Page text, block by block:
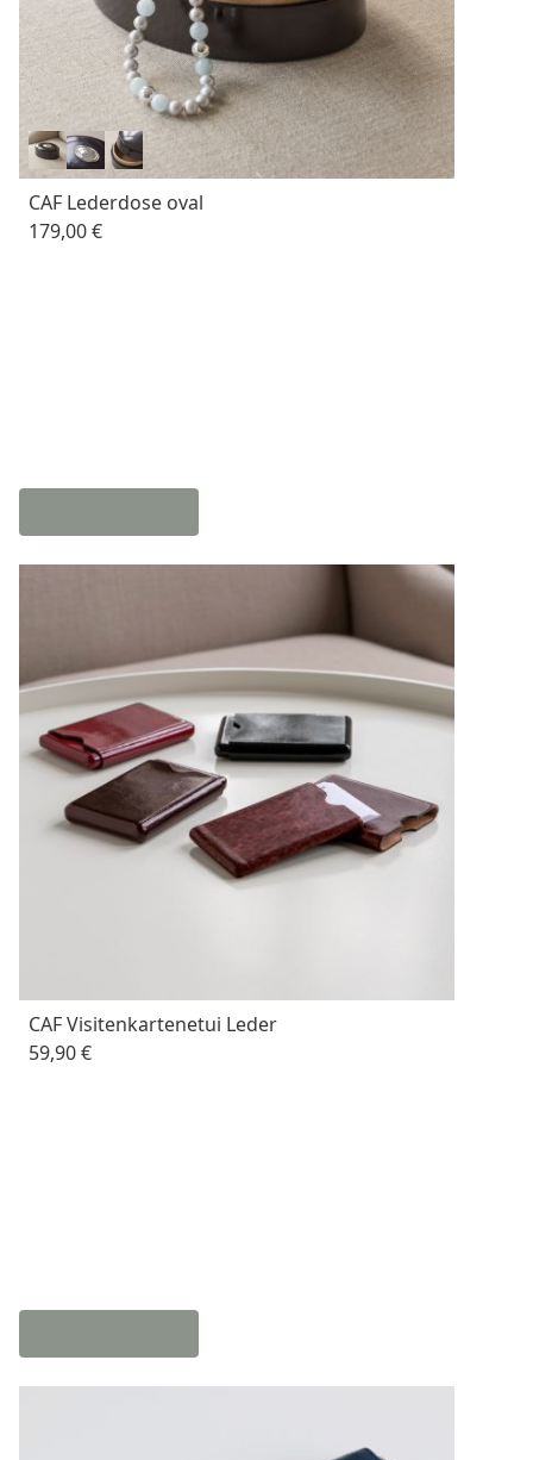
CAF Lederdose oval
179,00 €
CAF Visitenkartenetui Leder
59,90 €